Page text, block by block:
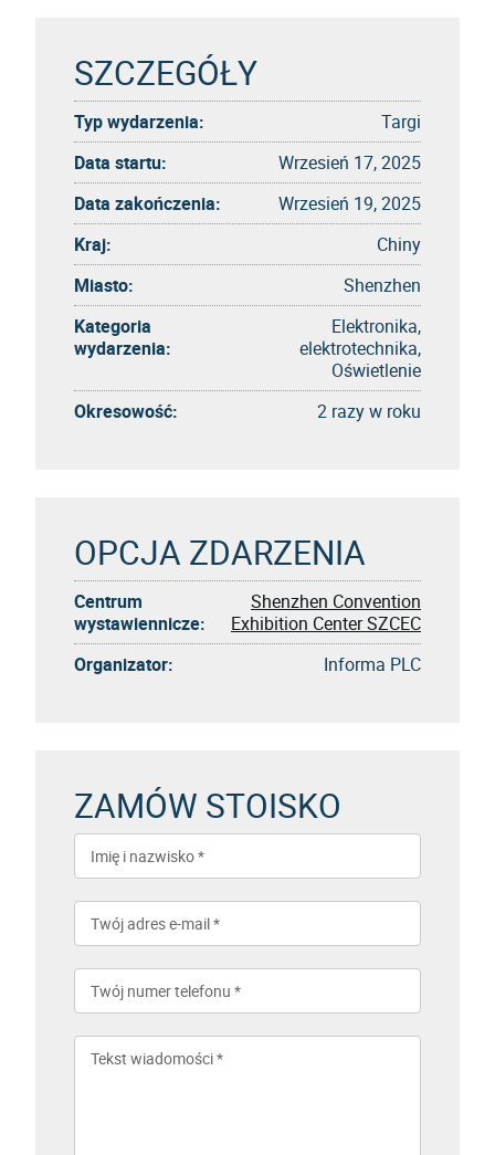
SZCZEGÓŁY
Typ wydarzenia:
Targi
Data startu:
Wrzesień 17, 2025
Data zakończenia:
Wrzesień 19, 2025
Kraj:
Chiny
Miasto:
Shenzhen
Kategoria
wydarzenia:
Elektronika,
elektrotechnika,
Oświetlenie
Okresowość:
2 razy w roku
OPCJA ZDARZENIA
Centrum
wystawiennicze:
Shenzhen Convention
Exhibition Center SZCEC
Organizator:
Informa PLC
ZAMÓW STOISKO